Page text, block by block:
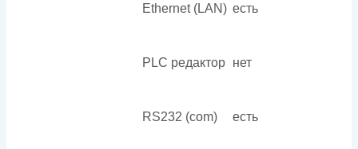
Ethernet (LAN) есть
PLC редактор нет
RS232 (com) есть